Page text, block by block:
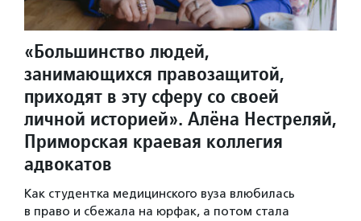
«Большинство людей,
занимающихся правозащитой,
приходят в эту сферу со своей
личной историей». Алёна Нестреляй,
Приморская краевая коллегия
адвокатов
Как студентка медицинского вуза влюбилась
в право и сбежала на юрфак, а потом стала